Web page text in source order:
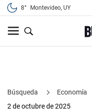
8° Montevideo, UY
Búsqueda Economía
2 de octubre de 2025